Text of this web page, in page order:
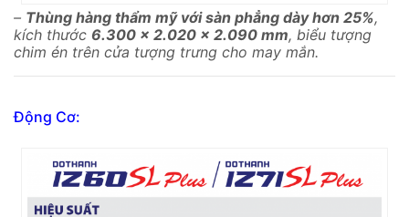
– Thùng hàng thẩm mỹ với sàn phẳng dày hơn 25%,
kích thước 6.300 x 2.020 x 2.090 mm, biểu tượng
chim én trên cửa tượng trưng cho may mắn.
Động Cơ: